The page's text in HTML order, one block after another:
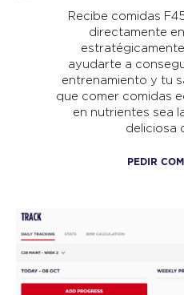
Recibe comidas
directamente
ayudarte a
entrenamiento y tu
que comer comidas
en nutrientes sea
deliciosa
PEDIR